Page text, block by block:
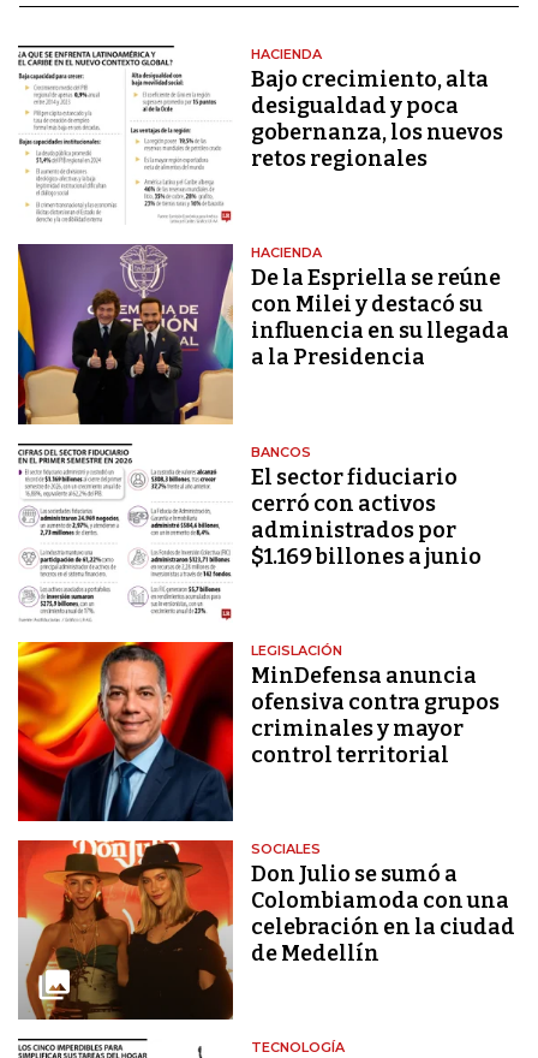
HACIENDA
Bajo crecimiento, alta
desigualdad y poca
gobernanza, los nuevos
retos regionales
HACIENDA
De la Espriella se reúne
con Milei y destacó su
influencia en su llegada
a la Presidencia
BANCOS
El sector fiduciario
cerró con activos
administrados por
$1.169 billones a junio
LEGISLACIÓN
MinDefensa anuncia
ofensiva contra grupos
criminales y mayor
control territorial
SOCIALES
Don Julio se sumó a
Colombiamoda con una
celebración en la ciudad
de Medellín
TECNOLOGÍA